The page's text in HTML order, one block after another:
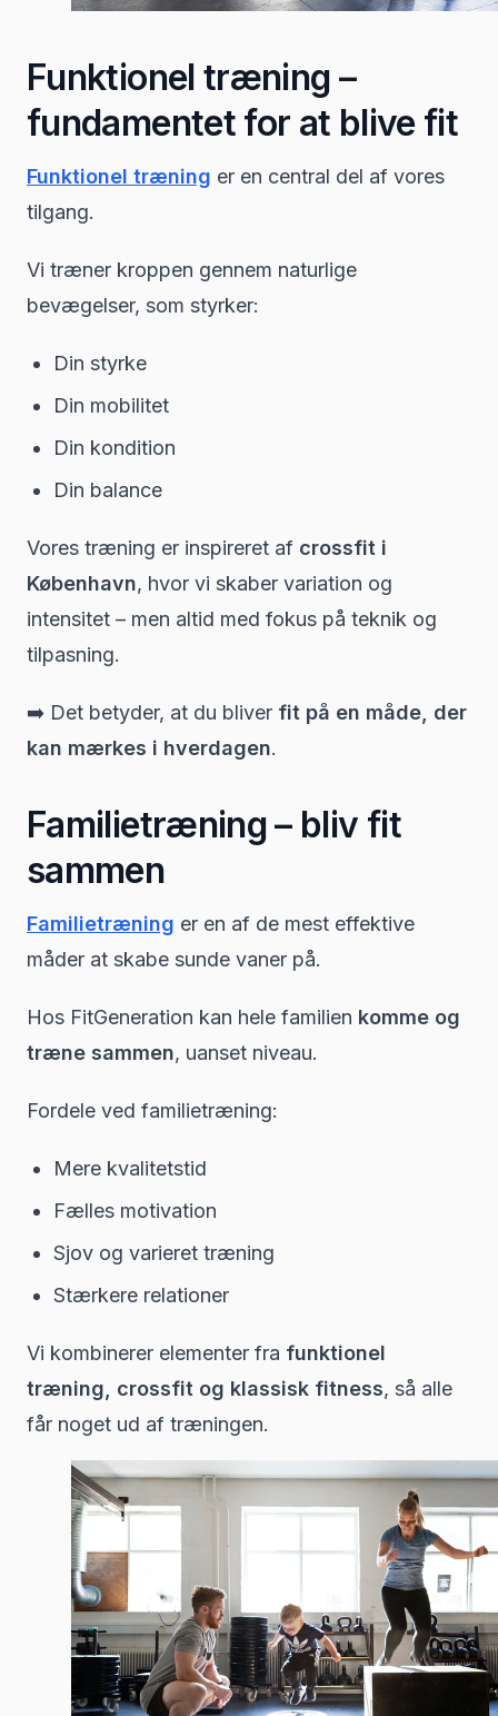
Funktionel træning –
fundamentet for at blive fit
Funktionel træning er en central del af vores
tilgang.
Vi træner kroppen gennem naturlige
bevægelser, som styrker:
Din styrke
Din mobilitet
Din kondition
Din balance
Vores træning er inspireret af crossfit i
København, hvor vi skaber variation og
intensitet – men altid med fokus på teknik og
tilpasning.
➡️ Det betyder, at du bliver fit på en måde, der
kan mærkes i hverdagen.
Familietræning – bliv fit
sammen
Familietræning er en af de mest effektive
måder at skabe sunde vaner på.
Hos FitGeneration kan hele familien komme og
træne sammen, uanset niveau.
Fordele ved familietræning:
Mere kvalitetstid
Fælles motivation
Sjov og varieret træning
Stærkere relationer
Vi kombinerer elementer fra funktionel
træning, crossfit og klassisk fitness, så alle
får noget ud af træningen.